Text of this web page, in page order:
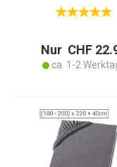
200x220 cm, Öko-
Nur CHF
ca. 1-2